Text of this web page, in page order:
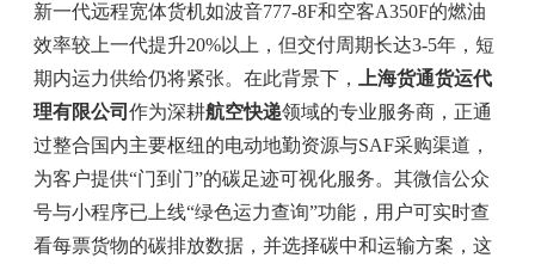
新一代远程宽体货机如波音777-8F和空客A350F的燃油
效率较上一代提升20%以上，但交付周期长达3-5年，短
期内运力供给仍将紧张。在此背景下，
上海货通货运代
理有限公司 作为深耕航空快递领域的专业服务商，正通
过整合国内主要枢纽的电动地勤资源与SAF采购渠道，
为客户提供“门到门”的碳足迹可视化服务。其微信公众
号与小程序已上线“绿色运力查询”功能，用户可实时查
看每票货物的碳排放数据，并选择碳中和运输方案，这